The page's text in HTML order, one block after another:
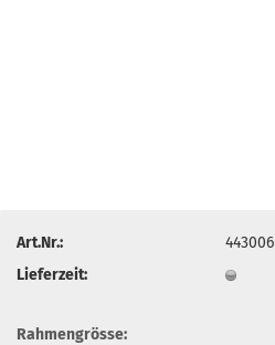
Art.Nr.:
443006
Lieferzeit:
Rahmengrösse: